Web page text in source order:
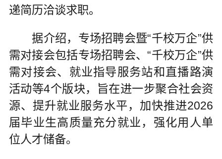
递简历洽谈求职。
据介绍，专场招聘会暨“千校万企”供
需对接会包括专场招聘会、“千校万企”供
需对接会、就业指导服务站和直播路演
活动等4个版块，旨在进一步聚合社会资
源、提升就业服务水平，加快推进2026
届毕业生高质量充分就业，强化用人单
位人才储备。